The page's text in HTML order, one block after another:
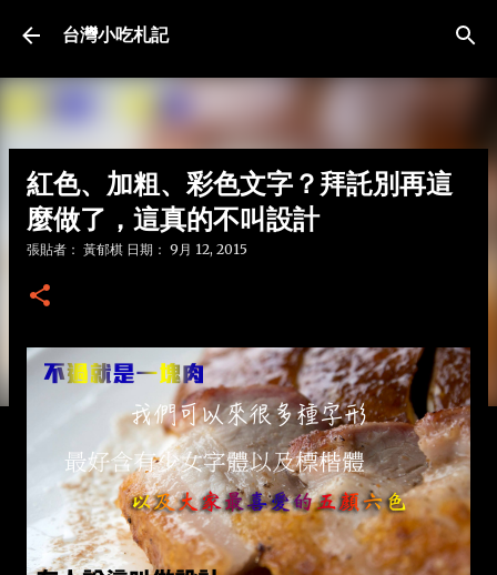
台灣小吃札記
紅色、加粗、彩色文字？拜託別再這
麼做了，這真的不叫設計
張貼者： 黃郁棋 日期： 9月 12, 2015